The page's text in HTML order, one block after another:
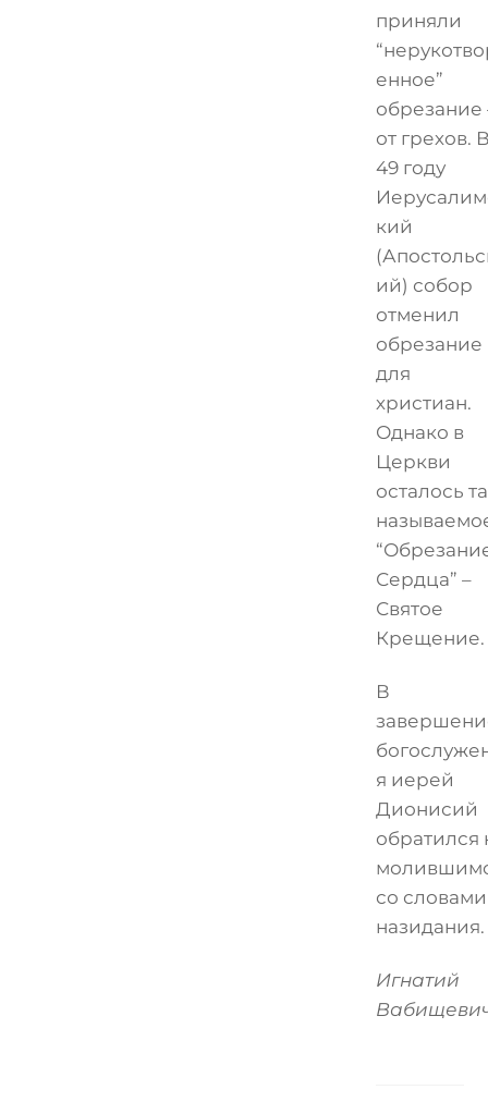
приняли
енное”
обрезание
от грехов.
49 году
кий
ий) собор
отменил
обрезание
для
христиан.
Однако в
Церкви
осталось
Сердца” –
Святое
Крещение.
В
я иерей
Дионисий
обратился
со словами
назидания.
Игнатий